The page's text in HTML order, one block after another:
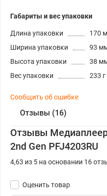
Габариты и вес упаковки
Длина упаковки
170
Ширина упаковки
93
Высота упаковки
38
Вес упаковки
233 г
Сообщить об ошибке
Отзывы (16)
Отзывы
2nd Gen PFJ4203RU
4,63 из 5 на основании 16
Оценить товар